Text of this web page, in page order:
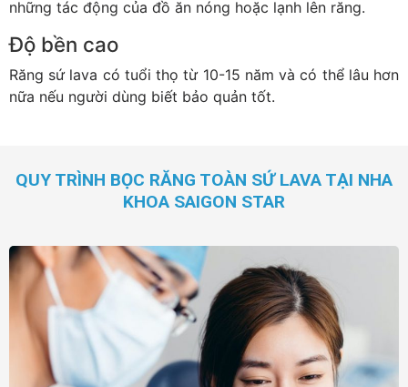
những tác động của đồ ăn nóng hoặc lạnh lên răng.
Độ bền cao
Răng sứ lava có tuổi thọ từ 10-15 năm và có thể lâu hơn
nữa nếu người dùng biết bảo quản tốt.
QUY TRÌNH BỌC RĂNG TOÀN SỨ LAVA TẠI NHA
KHOA SAIGON STAR